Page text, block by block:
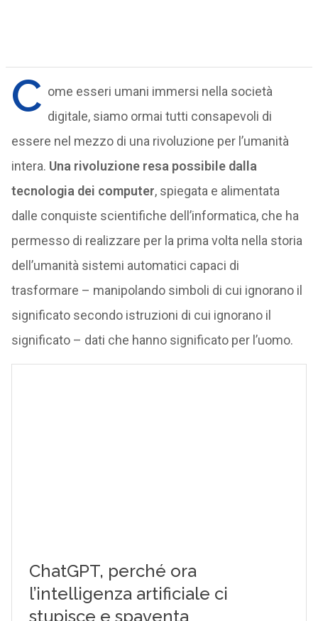
C ome esseri umani immersi nella società
digitale, siamo ormai tutti consapevoli di
essere nel mezzo di una rivoluzione per l’umanità
intera. Una rivoluzione resa possibile dalla
tecnologia dei computer, spiegata e alimentata
dalle conquiste scientifiche dell’informatica, che ha
permesso di realizzare per la prima volta nella storia
dell’umanità sistemi automatici capaci di
trasformare – manipolando simboli di cui ignorano il
significato secondo istruzioni di cui ignorano il
significato – dati che hanno significato per l’uomo.